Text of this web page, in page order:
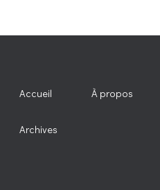
Accueil À propos
Archives